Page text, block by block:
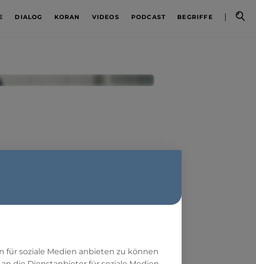
DIALOG KORAN VIDEOS PODCAST BEGRIFFE
wie es dazu kam,
für soziale Medien anbieten zu können